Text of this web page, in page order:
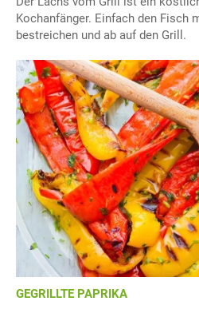
Kochanfänger. Einfach den Fisch
bestreichen und ab auf den Grill.
GEGRILLTE PAPRIKA